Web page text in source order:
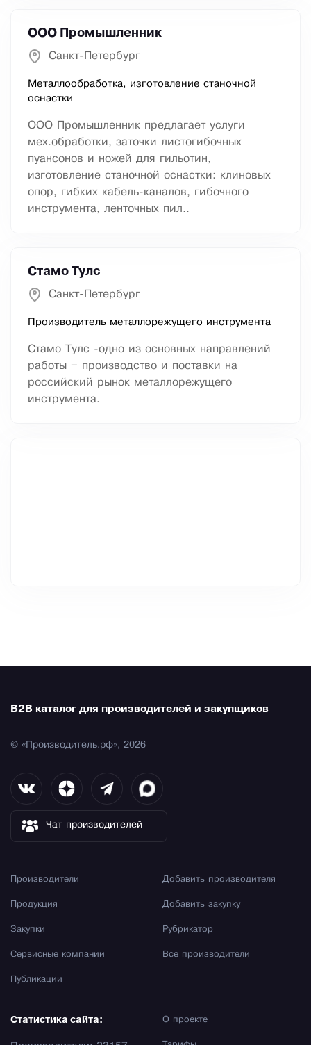
ООО Промышленник
Санкт-Петербург
Металлообработка, изготовление станочной
оснастки
ООО Промышленник предлагает услуги
мех.обработки, заточки листогибочных
пуансонов и ножей для гильотин,
изготовление станочной оснастки: клиновых
опор, гибких кабель-каналов, гибочного
инструмента, ленточных пил..
Стамо Тулс
Санкт-Петербург
Производитель металлорежущего инструмента
Стамо Тулс -одно из основных направлений
работы – производство и поставки на
российский рынок металлорежущего
инструмента.
B2B каталог для производителей и закупщиков
© «Производитель.рф», 2026
Чат производителей
Производители
Продукция
Закупки
Сервисные компании
Публикации
Добавить производителя
Добавить закупку
Рубрикатор
Все производители
О проекте
Статистика сайта: